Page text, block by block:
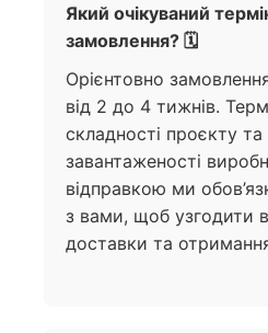
Який очікуваний
замовлення? 🗓️
Орієнтовно
від 2 до 4 тижнів.
складності проєкту та
завантаженості
відправкою ми
з вами, щоб узгодити
доставки та